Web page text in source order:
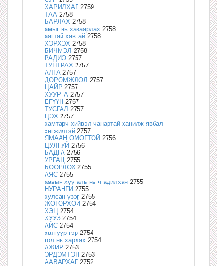
ХАРИЛХАГ 2759
ТАА 2758
БАРЛАХ 2758
амыг нь хазаарлах 2758
аагтай хавтай 2758
ХЭРХЭХ 2758
БИЧМЭЛ 2758
РАДИО 2757
ТУНТРАХ 2757
АЛГА 2757
ДОРОМЖЛОЛ 2757
ЦАЙР 2757
ХУУРГА 2757
ЕГҮҮН 2757
ТУСГАЛ 2757
ЦЭХ 2757
хамтарч хийвэл чанартай ханилж явбал
хөгжилтэй 2757
ЯМААН ОМОГТОЙ 2756
ЦУЛГУЙ 2756
БАДГА 2756
УРГАЦ 2755
БООРЛОХ 2755
АЯС 2755
аавын хүү аль нь ч адилхан 2755
НУРАНГИ 2755
хулсан үзэг 2755
ЖОГОРХОЙ 2754
ХЭЦ 2754
ХУУЗ 2754
АЙС 2754
хатгуур гэр 2754
гол нь харлах 2754
АЖИР 2753
ЭРДЭМТЭН 2753
ААВАРХАГ 2752